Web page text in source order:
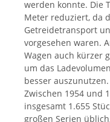
werden konnte. Die
Meter reduziert, da
Getreidetransport
vorgesehen waren.
Wagen auch kürzer
um das
besser auszunutzen.
Zwischen 1954 und
insgesamt 1.655
großen Serien